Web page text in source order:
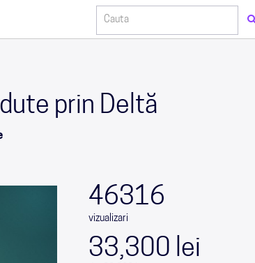
prin Deltă
46316
vizualizari
33,300 lei